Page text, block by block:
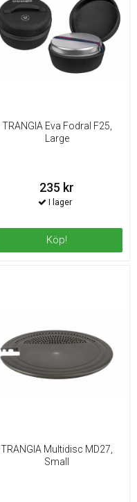
TRANGIA Eva Fodral F25,
Large
235 kr
Köp!
TRANGIA Multidisc MD27,
Small